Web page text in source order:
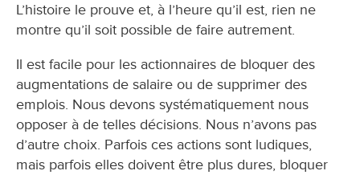
L’histoire le prouve et, à l’heure qu’il est, rien ne
montre qu’il soit possible de faire autrement.
Il est facile pour les actionnaires de bloquer des
augmentations de salaire ou de supprimer des
emplois. Nous devons systématiquement nous
opposer à de telles décisions. Nous n’avons pas
d’autre choix. Parfois ces actions sont ludiques,
mais parfois elles doivent être plus dures, bloquer